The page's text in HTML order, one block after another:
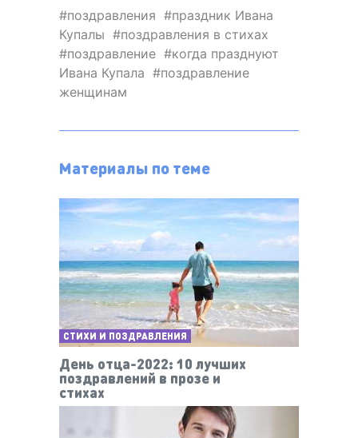
поздравления
праздник Ивана
Купалы
поздравления в стихах
поздравление
когда празднуют
Ивана Купала
поздравление
женщинам
Материалы по теме
СТИХИ И ПОЗДРАВЛЕНИЯ
День отца-2022: 10 лучших
поздравлений в прозе и
стихах